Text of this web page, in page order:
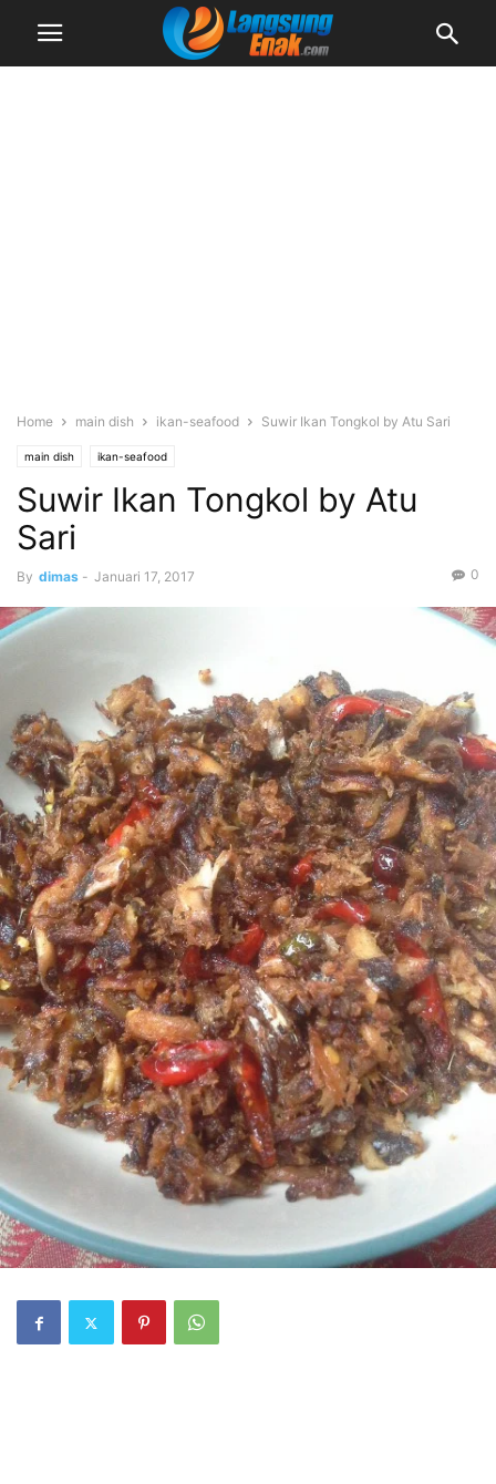
Home main dish ikan-seafood Suwir Ikan Tongkol by Atu Sari
main dish ikan-seafood
Suwir Ikan Tongkol by Atu
Sari
By dimas - Januari 17, 2017 0